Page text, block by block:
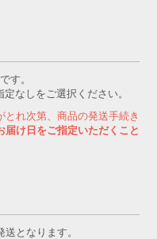
す。
なしをご選択ください。
れ次第、商品の発送手続き
届け日をご指定いただくこと
となります。